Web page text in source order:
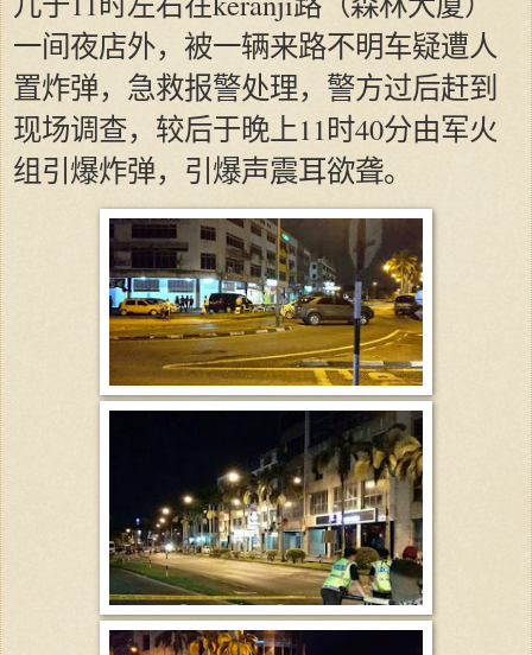
一间夜店外，被一辆来路不明车疑遭人
置炸弹，急救报警处理，警方过后赶到
现场调查，较后于晚上11时40分由军火
组引爆炸弹，引爆声震耳欲聋。